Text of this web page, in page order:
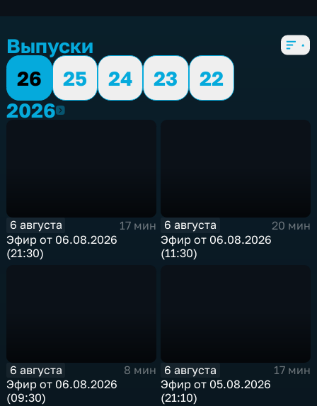
Выпуски
26
25 24 23
22
20262026
6 августа
17 мин
Эфир от 06.08.2026
(21:30)
6 августа
20 мин
Эфир от 06.08.2026
(11:30)
6 августа
8 мин
Эфир от 06.08.2026
(09:30)
6 августа
17 мин
Эфир от 05.08.2026
(21:10)